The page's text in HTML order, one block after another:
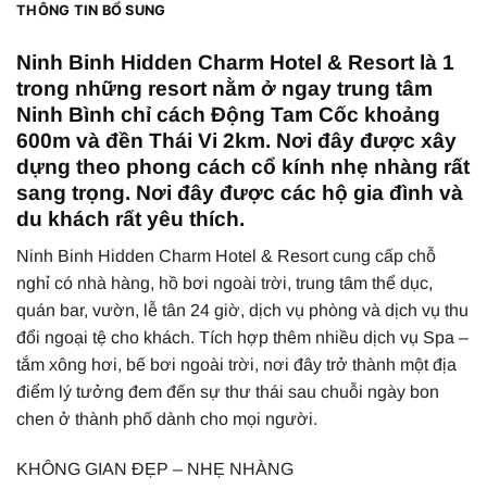
THÔNG TIN BỔ SUNG
Ninh Binh Hidden Charm Hotel & Resort là 1
trong những resort nằm ở ngay trung tâm
Ninh Bình chỉ cách Động Tam Cốc khoảng
600m và đền Thái Vi 2km. Nơi đây được xây
dựng theo phong cách cổ kính nhẹ nhàng rất
sang trọng. Nơi đây được các hộ gia đình và
du khách rất yêu thích.
Ninh Binh Hidden Charm Hotel & Resort cung cấp chỗ
nghỉ có nhà hàng, hồ bơi ngoài trời, trung tâm thể dục,
quán bar, vườn, lễ tân 24 giờ, dịch vụ phòng và dịch vụ thu
đổi ngoại tệ cho khách. Tích hợp thêm nhiều dịch vụ Spa –
tắm xông hơi, bế bơi ngoài trời, nơi đây trở thành một địa
điểm lý tưởng đem đến sự thư thái sau chuỗi ngày bon
chen ở thành phố dành cho mọi người.
KHÔNG GIAN ĐẸP – NHẸ NHÀNG